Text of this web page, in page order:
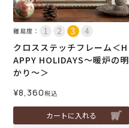
難易度：
クロスステッチフレーム＜H
APPY HOLIDAYS～暖炉の明
かり～＞
¥8,360税込
カートに入れる